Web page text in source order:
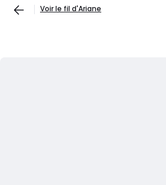
Voir le fil d'Ariane